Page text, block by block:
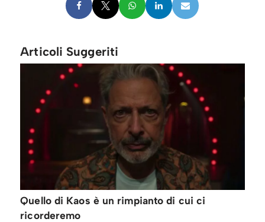
Articoli Suggeriti
Quello di Kaos è un rimpianto di cui ci
ricorderemo